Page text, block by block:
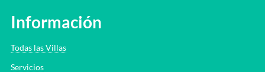
Información
Todas las Villas
Servicios